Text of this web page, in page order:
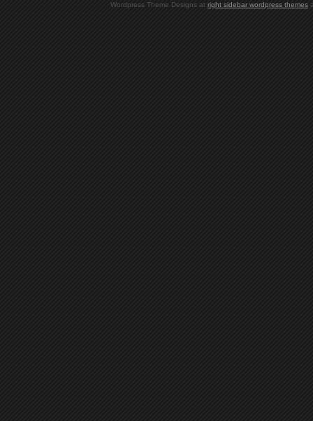
Wordpress Theme Designs at right sidebar wordpress themes